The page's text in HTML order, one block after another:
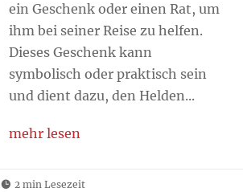
ein Geschenk oder einen Rat, um
ihm bei seiner Reise zu helfen.
Dieses Geschenk kann
symbolisch oder praktisch sein
und dient dazu, den Helden...
mehr lesen
 2 min Lesezeit